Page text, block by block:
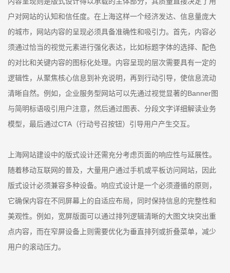
户对网站的认知和信任度。在上海这样一个经济发达、信息量庞大
的城市，网站内容的呈现必须具备准确性和吸引力。首先，内容必
须通过恰当的视觉元素进行强化表达，比如标题字体的选择、配色
的对比和关键内容的图标化处理。内容呈现的层次需要具有一定的
逻辑性，从聚焦核心信息到补充说明，再到行动引导，使信息流动
清晰自然。例如，企业服务型网站可以先通过视觉显著的Banner图
与简明标语吸引用户注意，然后通过图表、分段文字详细解读业务
模型，最后通过CTA（行动号召按钮）引导用户产生交互。
上海网站建设中的版式设计还需充分考虑页面的响应性与延展性。
随着移动互联网的普及，大量用户通过手机或平板访问网站，因此
版式设计必须兼容多种设备。响应式设计是一个必须遵循的原则，
它确保内容在不同屏幕上的自适应布局，同时保持信息的完整性和
美观性。例如，宽屏版面可以通过排列逻辑清晰的大图文块突出重
点内容，而在窄屏设备上则需要优化为垂直排列或折叠菜单，减少
用户的滚动压力。